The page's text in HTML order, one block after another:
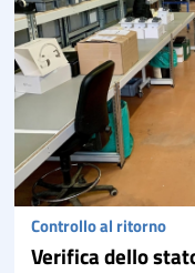
Controllo al ritorno
Verifica dello